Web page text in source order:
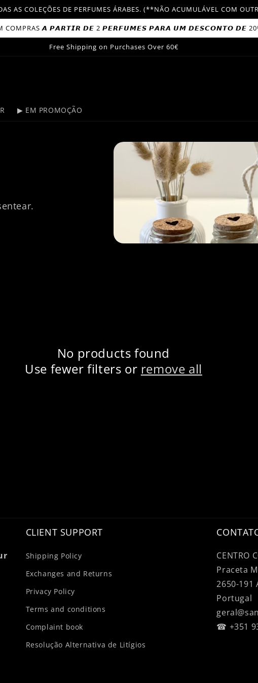
AS COLEÇÕES DE PERFUMES ÁRABES. (**NÃO ACUMULÁVEL COM
COMPRAS 𝘼 𝙋𝘼𝙍𝙏𝙄𝙍 𝘿𝙀 2 𝙋𝙀𝙍𝙁𝙐𝙈𝙀𝙎 𝙋𝘼𝙍𝘼 𝙐𝙈 𝘿𝙀𝙎𝘾𝙊𝙉𝙏𝙊 𝘿𝙀
Free Shipping on Purchases Over 60€
▶ EM PROMOÇÃO
No products found
Use fewer filters or remove all
CLIENT SUPPORT
Shipping Policy
Exchanges and Returns
Privacy Policy
Terms and conditions
Complaint book
Resolução Alternativa de Litígios
CENTRO
Praceta
2650-191
Portugal
☎ +351